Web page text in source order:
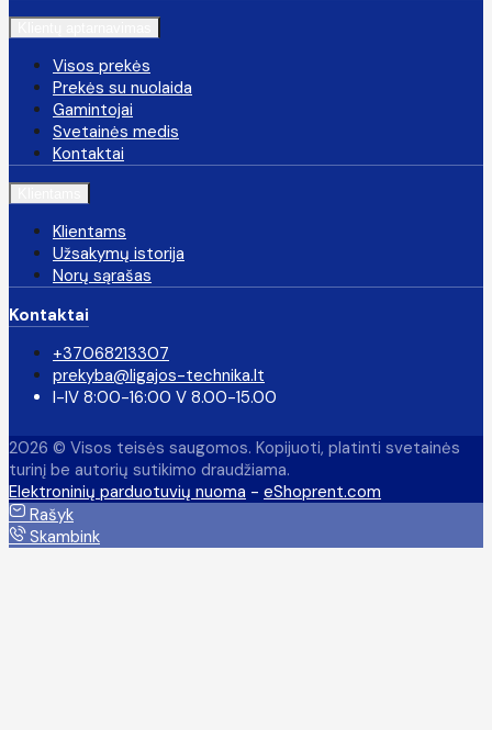
Visos prekės
Prekės su nuolaida
Gamintojai
Svetainės medis
Kontaktai
Klientams
Užsakymų istorija
Norų sąrašas
Kontaktai
+37068213307
prekyba@ligajos-technika.lt
I-IV 8:00-16:00 V 8.00-15.00
2026 © Visos teisės saugomos. Kopijuoti, platinti svetainės
turinį be autorių sutikimo draudžiama.
Elektroninių parduotuvių nuoma - eShoprent.com
Rašyk
Skambink